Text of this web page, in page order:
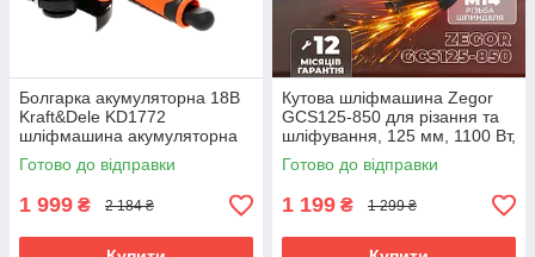
Болгарка акумуляторна 18В
Kraft&Dele KD1772
шліфмашина акумуляторна
кшм
Готово до відправки
1 999 ₴ 2 184 ₴
Кутова шліфмашина Zegor
GCS125-850 для різання та
шліфування, 125 мм, 1100 Вт,
щіткова
Готово до відправки
1 199 ₴ 1 299 ₴